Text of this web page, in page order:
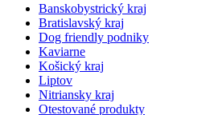
Banskobystrický kraj
Bratislavský kraj
Dog friendly podniky
Kaviarne
Košický kraj
Liptov
Nitriansky kraj
Otestované produkty